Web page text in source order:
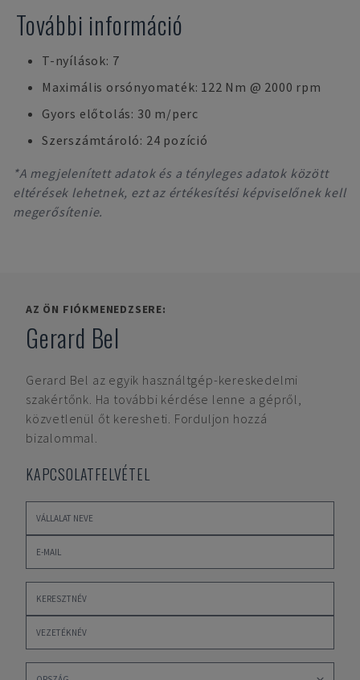
További információ
T-nyílások: 7
Maximális orsónyomaték: 122 Nm @ 2000 rpm
Gyors előtolás: 30 m/perc
Szerszámtároló: 24 pozíció
*A megjelenített adatok és a tényleges adatok között
eltérések lehetnek, ezt az értékesítési képviselőnek kell
megerősítenie.
AZ ÖN FIÓKMENEDZSERE:
Gerard Bel
Gerard Bel az egyik használtgép-kereskedelmi
szakértőnk. Ha további kérdése lenne a gépről,
közvetlenül őt keresheti. Forduljon hozzá
bizalommal.
KAPCSOLATFELVÉTEL